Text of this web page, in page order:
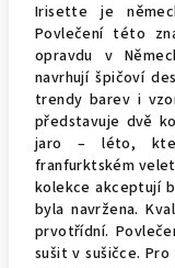
Irisette je
Povlečení této
opravdu v
navrhují špičoví
trendy barev i
představuje dvě
jaro – léto,
franfurktském
kolekce akceptují
byla navržena.
prvotřídní.
sušit v sušičce.